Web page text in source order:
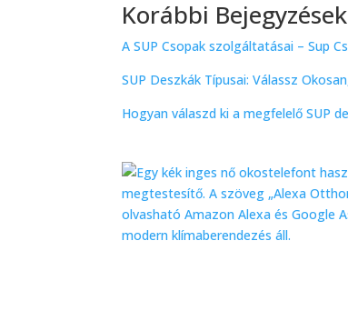
Korábbi Bejegyzések
A SUP Csopak szolgáltatásai – Sup
SUP Deszkák Típusai: Válassz
Hogyan válaszd ki a megfelelő SUP